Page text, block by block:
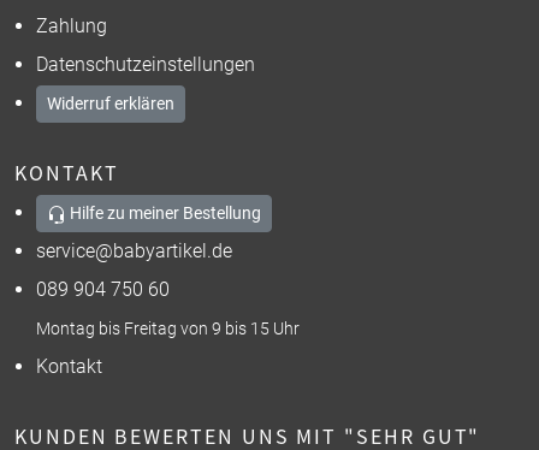
Zahlung
Datenschutzeinstellungen
Widerruf erklären
KONTAKT
Hilfe zu meiner Bestellung
service@babyartikel.de
089 904 750 60
Montag bis Freitag von 9 bis 15 Uhr
Kontakt
KUNDEN BEWERTEN UNS MIT "SEHR GUT"